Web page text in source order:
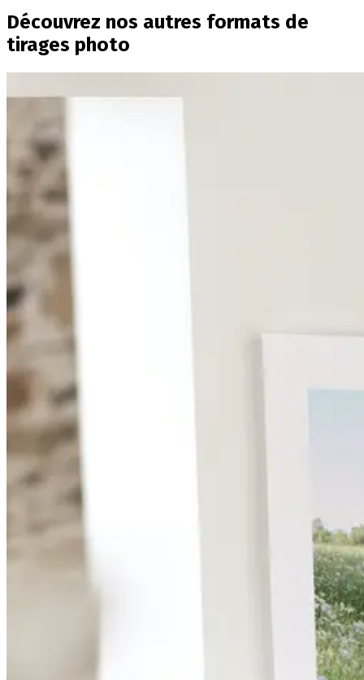
Découvrez nos autres formats de
tirages photo